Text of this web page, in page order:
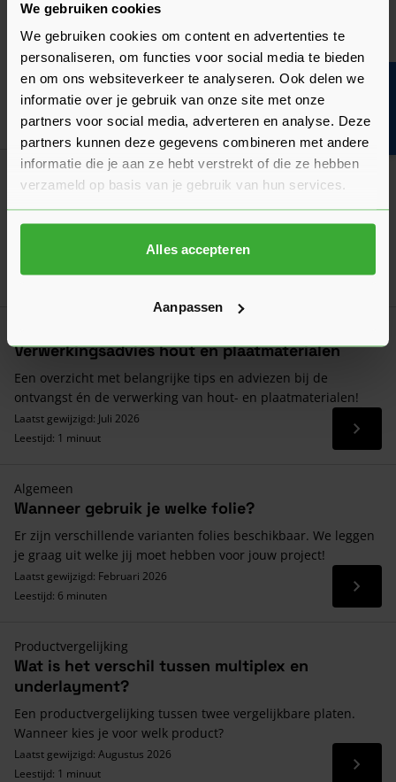
We gebruiken cookies
We gebruiken cookies om content en advertenties te
personaliseren, om functies voor social media te bieden
en om ons websiteverkeer te analyseren. Ook delen we
informatie over je gebruik van onze site met onze
partners voor social media, adverteren en analyse. Deze
partners kunnen deze gegevens combineren met andere
informatie die je aan ze hebt verstrekt of die ze hebben
verzameld op basis van je gebruik van hun services.
Alles accepteren
Aanpassen
Onderhoud
Underlayment schilderen
Geef je platen een unieke en aantrekkelijke uitstraling. Lees
hier onze tips en adviezen!
Laatst gewijzigd: April 2026
Leestijd: 1 minuut
Lees
Productvergelijking
Underlayment: welke plaat gebruik je wanneer?
Underlayment wordt voor veel toepassingen gebruikt, maar
Leestijd: 1 minuut
Lees
Verwerkingsadvies hout en plaatmaterialen
Een overzicht met belangrijke tips en adviezen bij de
ontvangst én de verwerking van hout- en plaatmaterialen!
Laatst gewijzigd: Juli 2026
Leestijd: 1 minuut
Lees
Algemeen
Wanneer gebruik je welke folie?
Er zijn verschillende varianten folies beschikbaar. We leggen
je graag uit welke jij moet hebben voor jouw project!
Laatst gewijzigd: Februari 2026
Leestijd: 6 minuten
Lees
Productvergelijking
Wat is het verschil tussen multiplex en
underlayment?
Een productvergelijking tussen twee vergelijkbare platen.
Wanneer kies je voor welk product?
Laatst gewijzigd: Augustus 2026
Leestijd: 1 minuut
Lees